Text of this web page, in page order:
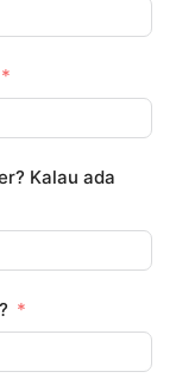
Kalau ada